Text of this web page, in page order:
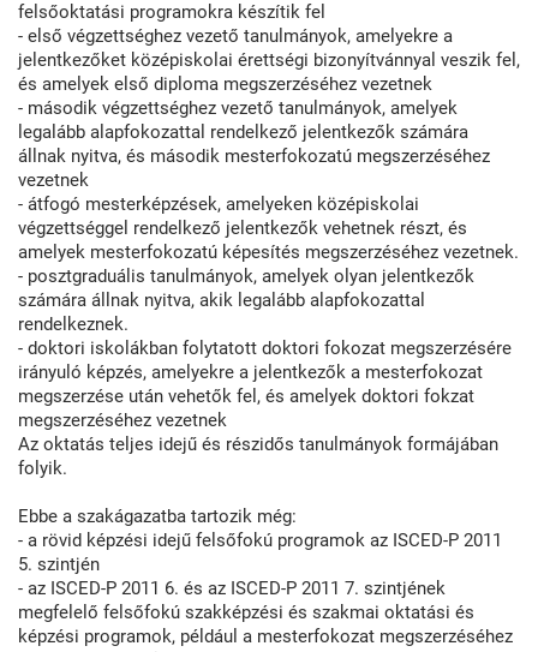
felsőoktatási programokra készítik fel
- első végzettséghez vezető tanulmányok, amelyekre a
jelentkezőket középiskolai érettségi bizonyítvánnyal veszik fel,
és amelyek első diploma megszerzéséhez vezetnek
- második végzettséghez vezető tanulmányok, amelyek
legalább alapfokozattal rendelkező jelentkezők számára
állnak nyitva, és második mesterfokozatú megszerzéséhez
vezetnek
- átfogó mesterképzések, amelyeken középiskolai
végzettséggel rendelkező jelentkezők vehetnek részt, és
amelyek mesterfokozatú képesítés megszerzéséhez vezetnek.
- posztgraduális tanulmányok, amelyek olyan jelentkezők
számára állnak nyitva, akik legalább alapfokozattal
rendelkeznek.
- doktori iskolákban folytatott doktori fokozat megszerzésére
irányuló képzés, amelyekre a jelentkezők a mesterfokozat
megszerzése után vehetők fel, és amelyek doktori fokzat
megszerzéséhez vezetnek
Az oktatás teljes idejű és részidős tanulmányok formájában
folyik.
Ebbe a szakágazatba tartozik még:
- a rövid képzési idejű felsőfokú programok az ISCED-P 2011
5. szintjén
- az ISCED-P 2011 6. és az ISCED-P 2011 7. szintjének
megfelelő felsőfokú szakképzési és szakmai oktatási és
képzési programok, például a mesterfokozat megszerzéséhez